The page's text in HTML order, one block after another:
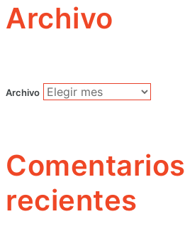
Archivo
Archivo
Comentarios
recientes